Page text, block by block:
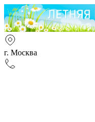
г. Москва